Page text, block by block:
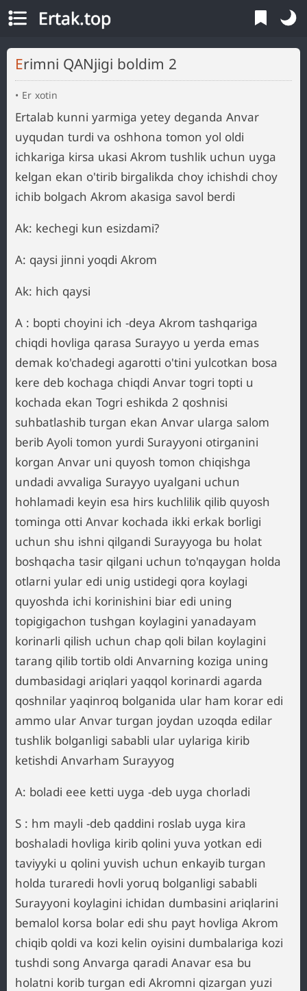
Ertak.top
Erimni QANjigi boldim 2
Er xotin
Ertalab kunni yarmiga yetey deganda Anvar
uyqudan turdi va oshhona tomon yol oldi
ichkariga kirsa ukasi Akrom tushlik uchun uyga
kelgan ekan o'tirib birgalikda choy ichishdi choy
ichib bolgach Akrom akasiga savol berdi
Ak: kechegi kun esizdami?
A: qaysi jinni yoqdi Akrom
Ak: hich qaysi
A : bopti choyini ich -deya Akrom tashqariga
chiqdi hovliga qarasa Surayyo u yerda emas
demak ko'chadegi agarotti o'tini yulcotkan bosa
kere deb kochaga chiqdi Anvar togri topti u
kochada ekan Togri eshikda 2 qoshnisi
suhbatlashib turgan ekan Anvar ularga salom
berib Ayoli tomon yurdi Surayyoni otirganini
korgan Anvar uni quyosh tomon chiqishga
undadi avvaliga Surayyo uyalgani uchun
hohlamadi keyin esa hirs kuchlilik qilib quyosh
tominga otti Anvar kochada ikki erkak borligi
uchun shu ishni qilgandi Surayyoga bu holat
boshqacha tasir qilgani uchun to'nqaygan holda
otlarni yular edi unig ustidegi qora koylagi
quyoshda ichi korinishini biar edi uning
topigigachon tushgan koylagini yanadayam
korinarli qilish uchun chap qoli bilan koylagini
tarang qilib tortib oldi Anvarning koziga uning
dumbasidagi ariqlari yaqqol korinardi agarda
qoshnilar yaqinroq bolganida ular ham korar edi
ammo ular Anvar turgan joydan uzoqda edilar
tushlik bolganligi sababli ular uylariga kirib
ketishdi Anvarham Surayyog
A: boladi eee ketti uyga -deb uyga chorladi
S : hm mayli -deb qaddini roslab uyga kira
boshaladi hovliga kirib qolini yuva yotkan edi
taviyyki u qolini yuvish uchun enkayib turgan
holda turaredi hovli yoruq bolganligi sababli
Surayyoni koylagini ichidan dumbasini ariqlarini
bemalol korsa bolar edi shu payt hovliga Akrom
chiqib qoldi va kozi kelin oyisini dumbalariga kozi
tushdi song Anvarga qaradi Anavar esa bu
holatni korib turgan edi Akromni qizargan yuzi